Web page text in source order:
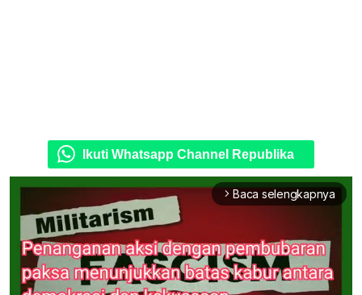
Ikuti Whatsapp Channel Republika
arrow_forward_ios Baca selengkapnya